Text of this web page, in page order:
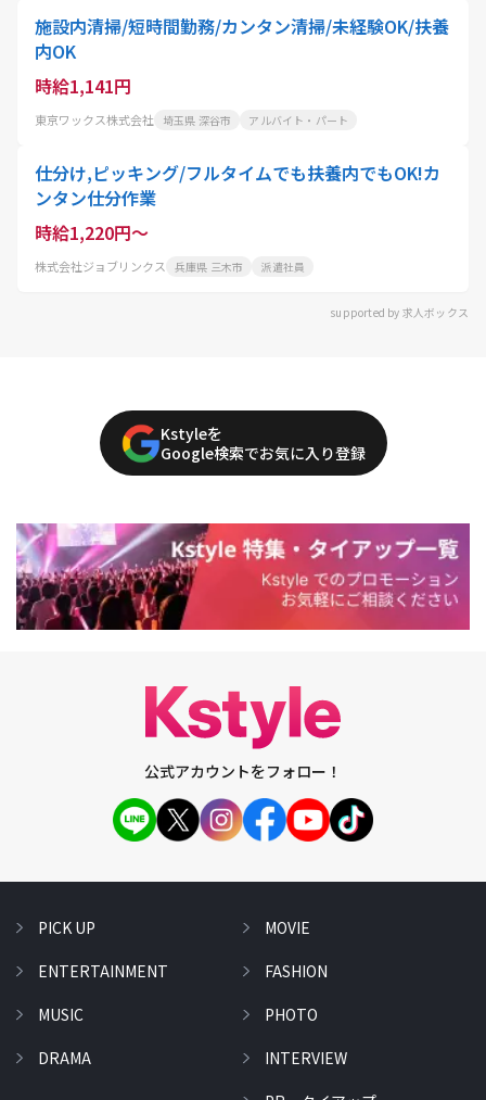
施設内清掃/短時間勤務/カンタン清掃/未経験OK/扶養
内OK
時給1,141円
東京ワックス株式会社 埼玉県 深谷市 アルバイト・パート
仕分け,ピッキング/フルタイムでも扶養内でもOK!カ
ンタン仕分作業
時給1,220円～
株式会社ジョブリンクス 兵庫県 三木市 派遣社員
supported by 求人ボックス
Kstyleを
Google検索でお気に入り登録
公式アカウントをフォロー！
PICK UP
ENTERTAINMENT
MUSIC
DRAMA
MOVIE
FASHION
PHOTO
INTERVIEW